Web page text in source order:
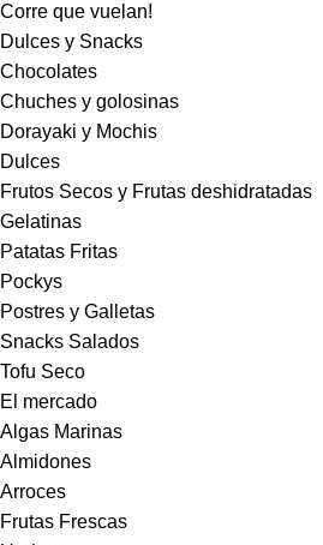
Corre que vuelan!
Dulces y Snacks
Chocolates
Chuches y golosinas
Dorayaki y Mochis
Dulces
Frutos Secos y Frutas deshidratadas
Gelatinas
Patatas Fritas
Pockys
Postres y Galletas
Snacks Salados
Tofu Seco
El mercado
Algas Marinas
Almidones
Arroces
Frutas Frescas